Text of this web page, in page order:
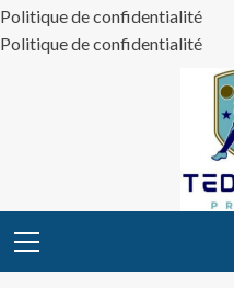
Politique de confidentialité
Politique de confidentialité
Menu